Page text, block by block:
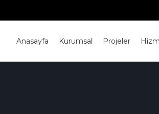
Anasayfa Kurumsal Projeler